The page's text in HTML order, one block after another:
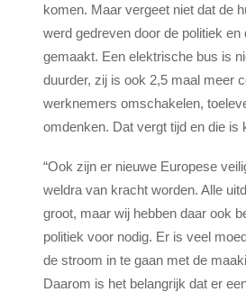
komen. Maar vergeet niet dat de
werd gedreven door de politiek
gemaakt. Een elektrische bus is
duurder, zij is ook 2,5 maal meer
werknemers omschakelen,
omdenken. Dat vergt tijd en die is
“Ook zijn er nieuwe Europese
weldra van kracht worden. Alle
groot, maar wij hebben daar ook
politiek voor nodig. Er is veel
de stroom in te gaan met de
Daarom is het belangrijk dat er